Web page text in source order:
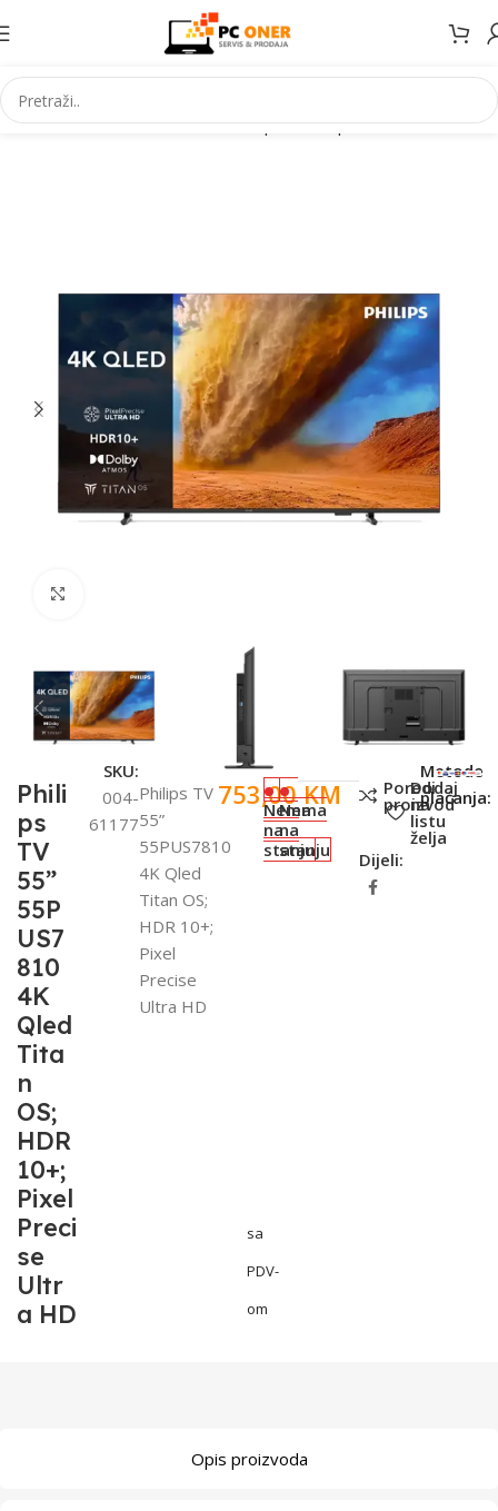
Početna Elektronika Televizori i prateca oprema Televizori
Phili
ps
TV
55”
55P
US7
810
4K
Qled
Tita
n
OS;
HDR
10+;
Pixel
Preci
se
Ultr
a HD
SKU:
004-
61177
Philips TV
55”
55PUS7810
4K Qled
Titan OS;
HDR 10+;
Pixel
Precise
Ultra HD
753,00KM
sa
PDV-
om
Nema
na
stanju
Nema
na
stanju
Poredi
proizvod
Dodaj
na
listu
želja
Dijeli:
Metode
plaćanja:
Opis proizvoda